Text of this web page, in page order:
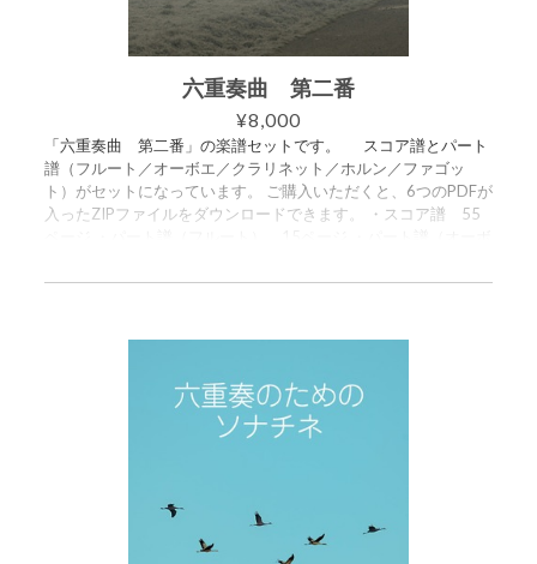
六重奏曲 第二番
¥8,000
「六重奏曲 第二番」の楽譜セットです。 スコア譜とパート
譜（フルート／オーボエ／クラリネット／ホルン／ファゴッ
ト）がセットになっています。 ご購入いただくと、6つのPDFが
入ったZIPファイルをダウンロードできます。 ・スコア譜 55
ート譜（ホルン） 13ページ ・パート譜（ファゴット） 13ペ